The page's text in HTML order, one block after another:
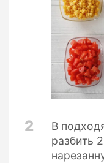
2
В
разбить